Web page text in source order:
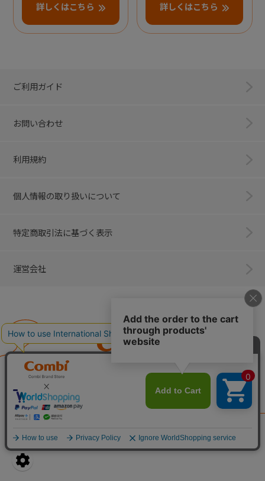
詳しくはこちら 詳しくはこちら
ご利用ガイド
お問い合わせ
利用規約
個人情報の取り扱いについて
特定商取引法に基づく表示
運営会社
子育てに、イノベーションを。
ベビー用品のコンビ株式会社
All Right Reserved. Copyright © Combi Corporation.